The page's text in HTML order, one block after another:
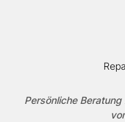
Persönliche